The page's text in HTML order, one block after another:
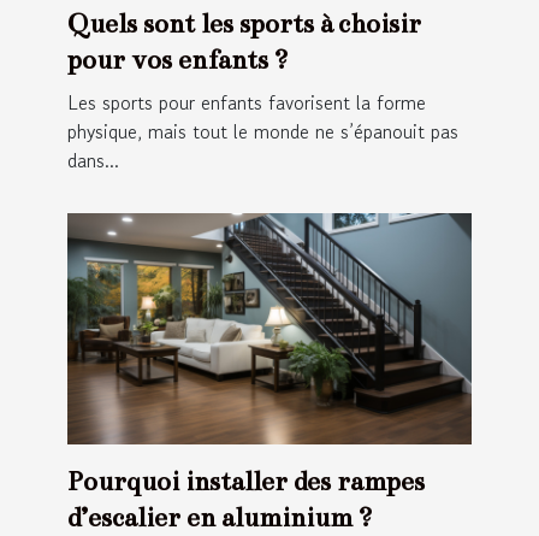
Quels sont les sports à choisir
pour vos enfants ?
Les sports pour enfants favorisent la forme
physique, mais tout le monde ne s’épanouit pas
dans...
Pourquoi installer des rampes
d’escalier en aluminium ?